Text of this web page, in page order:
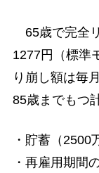
65歳で完全
1277円（標準
り崩し額は毎
85歳までもつ
・貯蓄（2500
・再雇用期間